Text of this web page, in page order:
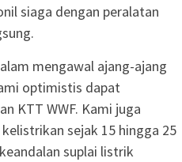
siaga dengan peralatan
mengawal ajang-ajang
optimistis dapat
KTT WWF. Kami juga
sejak 15 hingga 25
suplai listrik